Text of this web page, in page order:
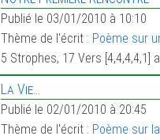
Publié le 03/01/2010 à 10:10
Thème de l'écrit : Poème sur
5 Strophes, 17 Vers [4,4,4,4,1]
La Vie…
Publié le 02/01/2010 à 20:45
Thème de l'écrit : Poème sur